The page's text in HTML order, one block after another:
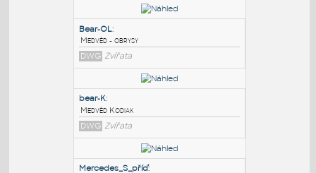
PODOBNÉ BLOKY:
Bear-OL
Medvěd - obrysy
DWG Zvířata